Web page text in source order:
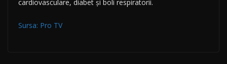
cardiovasculare, diabet și boli respiratorii.
Sursa: Pro TV